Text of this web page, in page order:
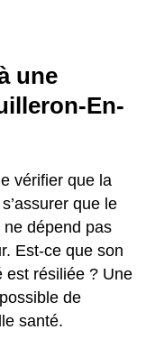
une
En-
vérifier que la
que le
ne dépend pas
Est-ce que son
est résiliée ? Une
de
santé.